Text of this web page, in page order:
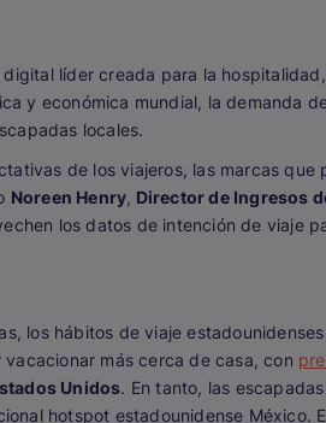
líder creada para la
y económica mundial, la demanda
locales.
de los viajeros, las marcas
Noreen Henry, Director de Ingresos
los datos de intención de viaje
los hábitos de viaje
más cerca de casa, con
Unidos. En tanto, las
hotspot estadounidense